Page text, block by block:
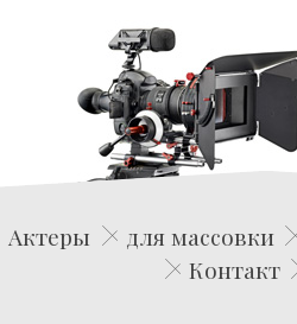
Актеры для массовки
Контакт